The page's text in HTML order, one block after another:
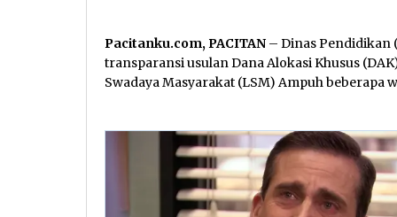
Pacitanku.com, PACITAN – Dinas Pendidikan
transparansi usulan Dana Alokasi Khusus
Swadaya Masyarakat (LSM) Ampuh beberapa